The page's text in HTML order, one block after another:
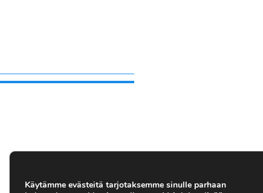
Käytämme evästeitä tarjotaksemme sinulle parhaan